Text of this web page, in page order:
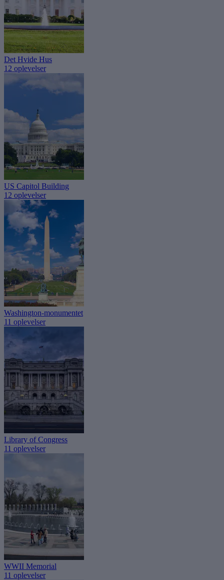
Det Hvide Hus
12 oplevelser
US Capitol Building
12 oplevelser
Washington-monumentet
11 oplevelser
Library of Congress
11 oplevelser
WWII Memorial
11 oplevelser